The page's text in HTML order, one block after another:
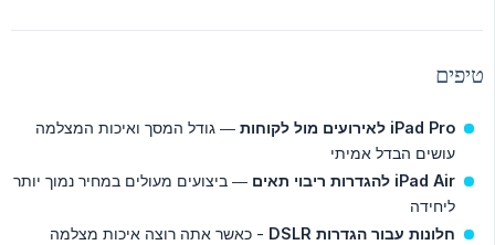
טיפים
iPad Pro לאירועים מול לקוחות
— גודל המסך ואיכות המצלמה
עושים הבדל אמיתי
iPad Air להגדרות ריבוי תאים
— ביצועים מעולים במחיר נמוך יותר
ליחידה
חלונות עבור הגדרות DSLR
- כאשר אתה רוצה איכות מצלמה